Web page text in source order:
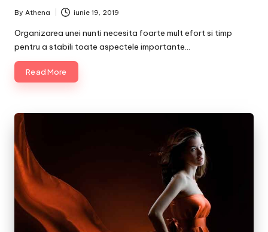
Posted
by
By Athena iunie 19, 2019
Organizarea unei nunti necesita foarte mult efort si timp
pentru a stabili toate aspectele importante…
Read More